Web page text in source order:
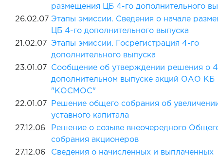
размещения ЦБ 4-го дополнительного
26.02.07 Этапы эмиссии. Сведения о начале
ЦБ 4-го дополнительного выпуска
21.02.07
Этапы эмиссии. Госрегистрация 4-го
дополнительного выпуска
23.01.07
Сообщение об утверждении решения о
дополнительном выпуске акций ОАО КБ
"КОСМОС"
22.01.07
Решение общего собрания об
уставного капитала
27.12.06
Решение о созыве внеочередного
собрания акционеров
27.12.06
Сведения о начисленных и выплаченных